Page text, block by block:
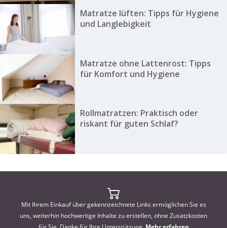
Matratze lüften: Tipps für Hygiene
und Langlebigkeit
Matratze ohne Lattenrost: Tipps
für Komfort und Hygiene
Rollmatratzen: Praktisch oder
riskant für guten Schlaf?
Mit Ihrem Einkauf über gekennzeichnete Links ermöglichen Sie es
uns, weiterhin hochwertige Inhalte zu erstellen, ohne Zusatzkosten